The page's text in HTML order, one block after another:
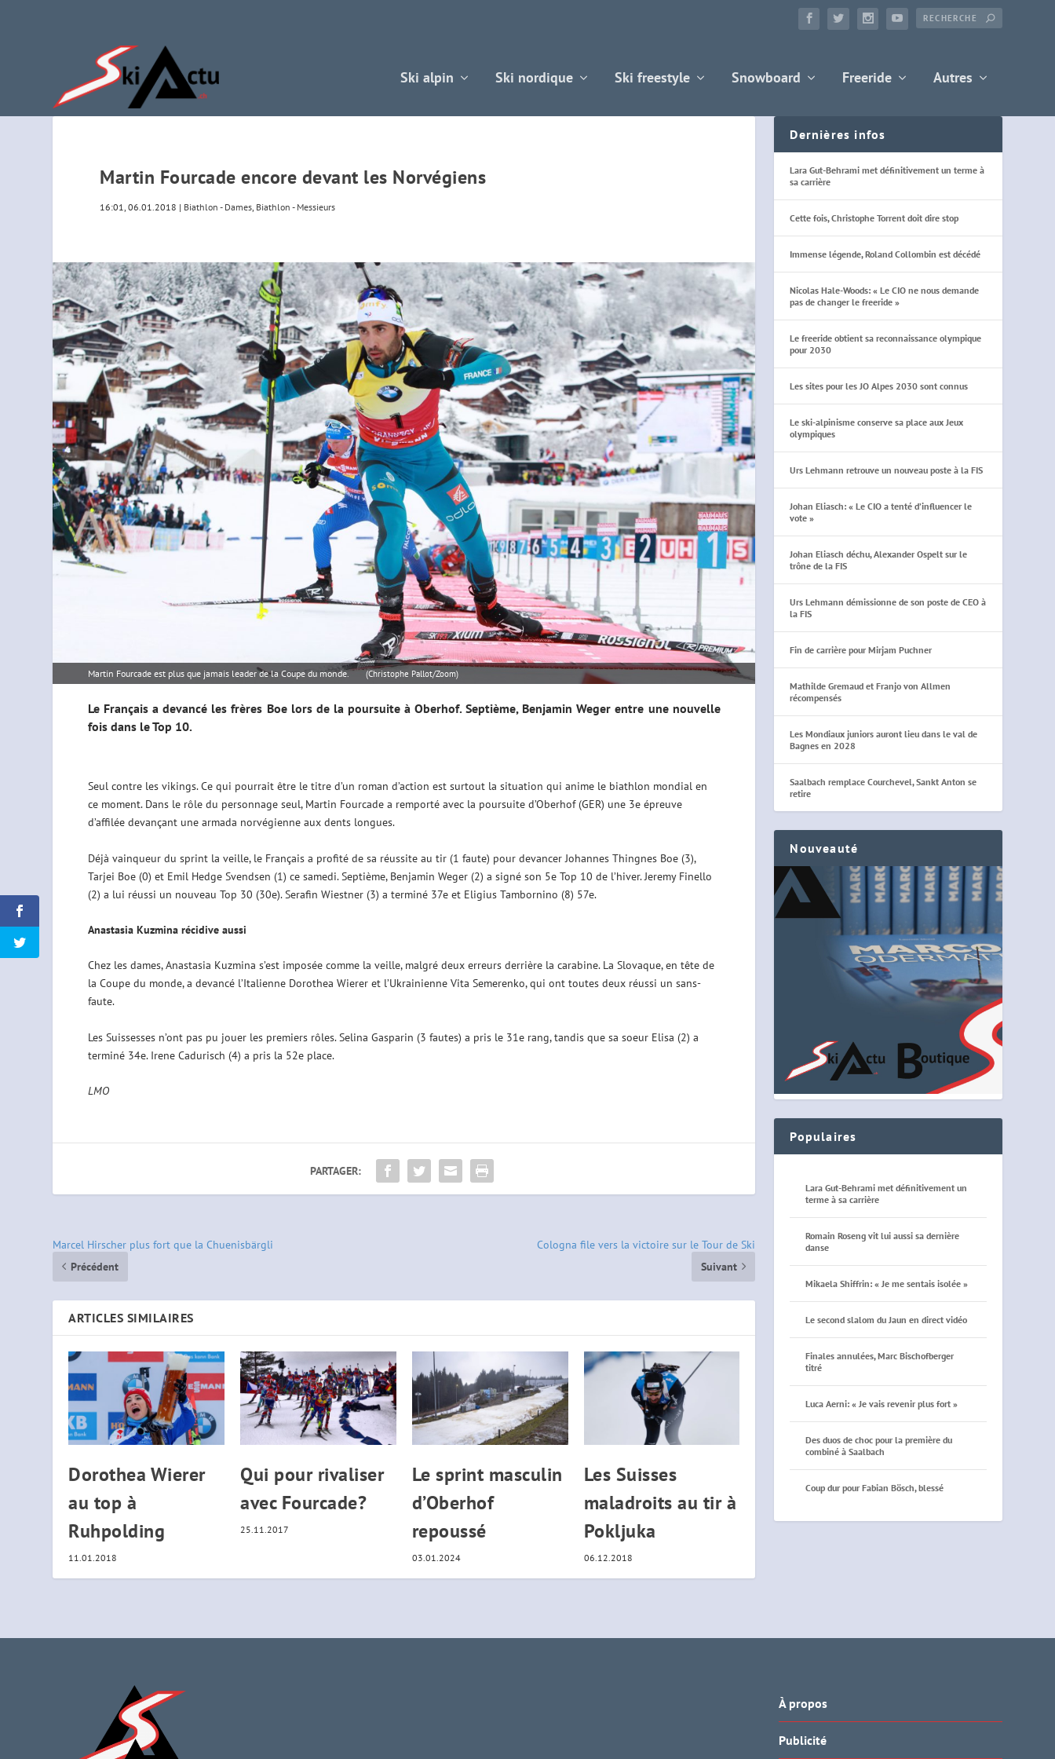
Ski alpin Ski nordique Ski freestyle Snowboard Freeride Autres
Martin Fourcade encore devant les Norvégiens
16:01, 06.01.2018 | Biathlon - Dames Biathlon - Messieurs
Martin Fourcade est plus que jamais leader de la Coupe du monde. (Christophe Pallot/Zoom)
Le Français a devancé les frères Boe lors de la poursuite à Oberhof. Septième, Benjamin Weger entre une nouvelle
fois dans le Top 10.
Seul contre les vikings. Ce qui pourrait être le titre d’un roman d’action est surtout la situation qui anime le biathlon mondial en
ce moment. Dans le rôle du personnage seul, Martin Fourcade a remporté avec la poursuite d’Oberhof (GER) une 3e épreuve
d’affilée devançant une armada norvégienne aux dents longues.
Déjà vainqueur du sprint la veille, le Français a profité de sa réussite au tir (1 faute) pour devancer Johannes Thingnes Boe (3),
Tarjei Boe (0) et Emil Hedge Svendsen (1) ce samedi. Septième, Benjamin Weger (2) a signé son 5e Top 10 de l’hiver. Jeremy Finello
(2) a lui réussi un nouveau Top 30 (30e). Serafin Wiestner (3) a terminé 37e et Eligius Tambornino (8) 57e.
Anastasia Kuzmina récidive aussi
Chez les dames, Anastasia Kuzmina s’est imposée comme la veille, malgré deux erreurs derrière la carabine. La Slovaque, en tête de
la Coupe du monde, a devancé l’Italienne Dorothea Wierer et l’Ukrainienne Vita Semerenko, qui ont toutes deux réussi un sans-
faute.
Les Suissesses n’ont pas pu jouer les premiers rôles. Selina Gasparin (3 fautes) a pris le 31e rang, tandis que sa soeur Elisa (2) a
terminé 34e. Irene Cadurisch (4) a pris la 52e place.
LMO
PARTAGER:
Marcel Hirscher plus fort que la Chuenisbärgli
Précédent
Cologna file vers la victoire sur le Tour de Ski
Suivant
ARTICLES SIMILAIRES
Dorothea Wierer
au top à
Ruhpolding
11.01.2018
Qui pour rivaliser
avec Fourcade?
25.11.2017
Le sprint masculin
d’Oberhof
repoussé
03.01.2024
Les Suisses
maladroits au tir à
Pokljuka
06.12.2018
Dernières infos
Lara Gut-Behrami met définitivement un terme à
sa carrière
Cette fois, Christophe Torrent doit dire stop
Immense légende, Roland Collombin est décédé
Nicolas Hale-Woods: « Le CIO ne nous demande
pas de changer le freeride »
Le freeride obtient sa reconnaissance olympique
pour 2030
Les sites pour les JO Alpes 2030 sont connus
Le ski-alpinisme conserve sa place aux Jeux
olympiques
Urs Lehmann retrouve un nouveau poste à la FIS
Johan Eliasch: « Le CIO a tenté d’influencer le
vote »
Johan Eliasch déchu, Alexander Ospelt sur le
trône de la FIS
Urs Lehmann démissionne de son poste de CEO à
la FIS
Fin de carrière pour Mirjam Puchner
Mathilde Gremaud et Franjo von Allmen
récompensés
Les Mondiaux juniors auront lieu dans le val de
Bagnes en 2028
Saalbach remplace Courchevel, Sankt Anton se
retire
Nouveauté
Populaires
Lara Gut-Behrami met définitivement un
terme à sa carrière
Romain Roseng vit lui aussi sa dernière
danse
Mikaela Shiffrin: « Je me sentais isolée »
Le second slalom du Jaun en direct vidéo
Finales annulées, Marc Bischofberger
titré
Luca Aerni: « Je vais revenir plus fort »
Des duos de choc pour la première du
combiné à Saalbach
Coup dur pour Fabian Bösch, blessé
À propos
Publicité